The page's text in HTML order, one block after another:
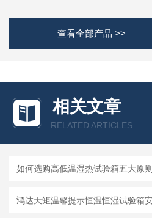
查看全部产品 >>
相关文章
RELATED ARTICLES
如何选购高低温湿热试验箱五大原则